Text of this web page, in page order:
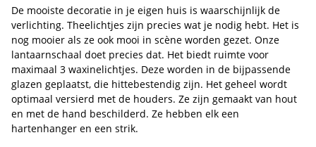
De mooiste decoratie in je eigen huis is waarschijnlijk de
verlichting. Theelichtjes zijn precies wat je nodig hebt. Het is
nog mooier als ze ook mooi in scène worden gezet. Onze
lantaarnschaal doet precies dat. Het biedt ruimte voor
maximaal 3 waxinelichtjes. Deze worden in de bijpassende
glazen geplaatst, die hittebestendig zijn. Het geheel wordt
optimaal versierd met de houders. Ze zijn gemaakt van hout
en met de hand beschilderd. Ze hebben elk een
hartenhanger en een strik.